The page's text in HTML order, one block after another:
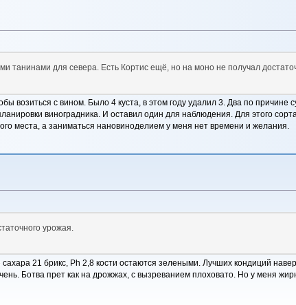
танинами для севера. Есть Кортис ещё, но на моно не получал
возиться с вином. Было 4 куста, в этом году удалил 3. Два по причине
виноградника. И оставил один для наблюдения. Для этого
места, а заниматься нановиноделием у меня нет времени и желания.
урожая.
21 брикс, Ph 2,8 кости остаются зелеными. Лучших кондиций
Ботва прет как на дрожжах, с вызреванием плоховато. Но у меня